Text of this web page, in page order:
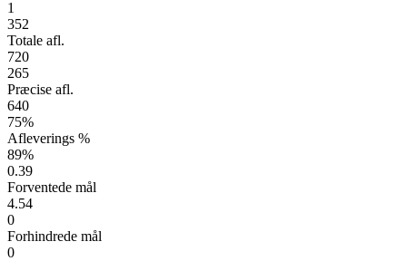
1
352
Totale afl.
720
265
Præcise afl.
640
75%
Afleverings %
89%
0.39
Forventede mål
4.54
0
Forhindrede mål
0